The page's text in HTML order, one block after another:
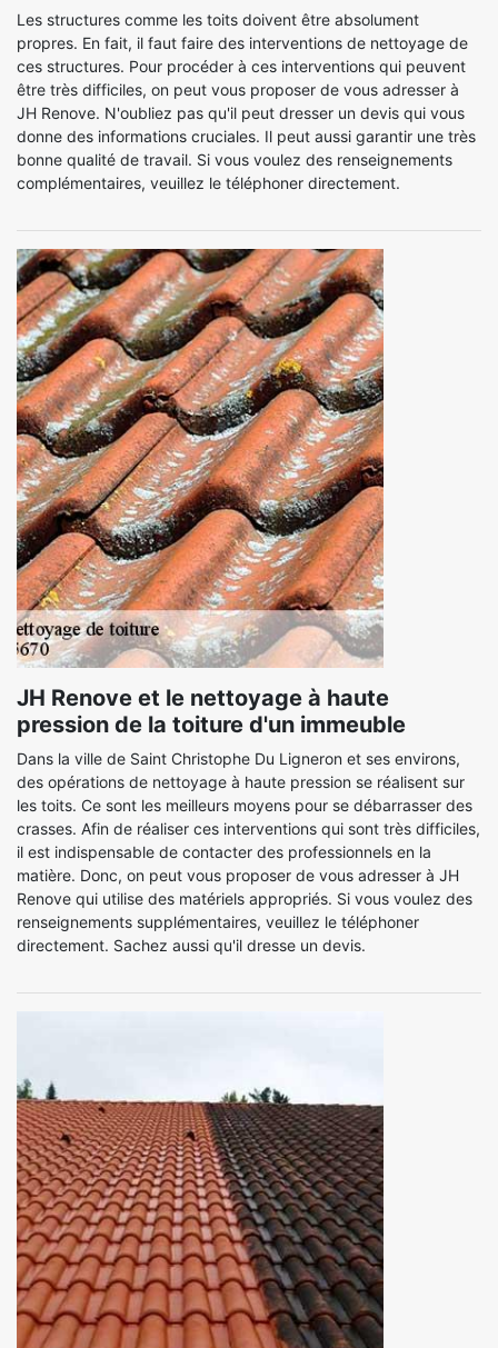
Les structures comme les toits doivent être absolument
propres. En fait, il faut faire des interventions de nettoyage de
ces structures. Pour procéder à ces interventions qui peuvent
être très difficiles, on peut vous proposer de vous adresser à
JH Renove. N'oubliez pas qu'il peut dresser un devis qui vous
donne des informations cruciales. Il peut aussi garantir une très
bonne qualité de travail. Si vous voulez des renseignements
complémentaires, veuillez le téléphoner directement.
JH Renove et le nettoyage à haute
pression de la toiture d'un immeuble
Dans la ville de Saint Christophe Du Ligneron et ses environs,
des opérations de nettoyage à haute pression se réalisent sur
les toits. Ce sont les meilleurs moyens pour se débarrasser des
crasses. Afin de réaliser ces interventions qui sont très difficiles,
il est indispensable de contacter des professionnels en la
matière. Donc, on peut vous proposer de vous adresser à JH
Renove qui utilise des matériels appropriés. Si vous voulez des
renseignements supplémentaires, veuillez le téléphoner
directement. Sachez aussi qu'il dresse un devis.